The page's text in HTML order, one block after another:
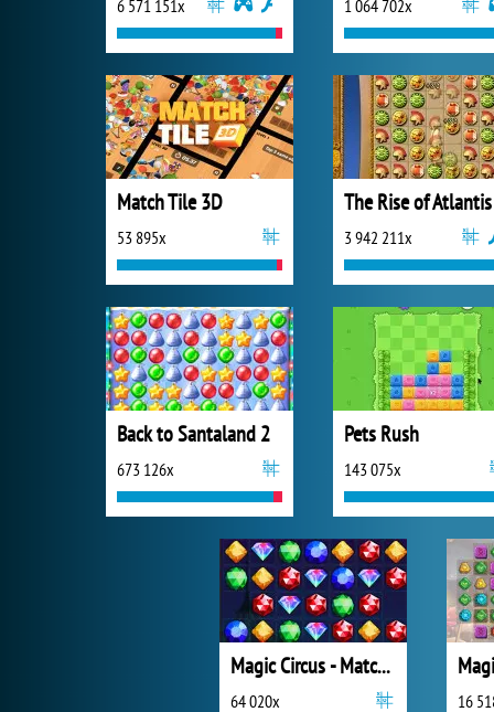
6 571 151x 1 064 702x
Match Tile 3D
53 895x
The Rise of Atlantis
3 942 211x
Back to Santaland 2
673 126x
Pets Rush
143 075x
Magic Circus - Match 3
64 020x 16